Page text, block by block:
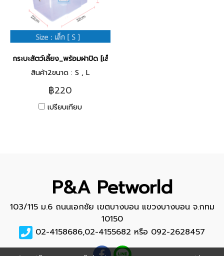
กระบะสัตว์เลี้ยง_พร้อมฝาปิด [เล็ก]
สินค้า2ขนาด : S , L
฿220
เปรียบเทียบ
P&A Petworld
103/115 ม.6 ถนนเอกชัย เขตบางบอน แขวงบางบอน จ.กทม
10150
02-4158686,02-4155682 หรือ 092-2628457